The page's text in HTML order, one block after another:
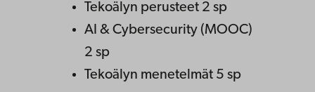
Tekoälyn perusteet 2 sp
AI & Cybersecurity (MOOC)
2 sp
Tekoälyn menetelmät 5 sp